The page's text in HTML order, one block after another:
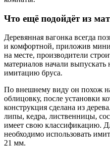
Что ещё подойдёт из
Деревянная вагонка всегда
и комфортной, приложив
на месте, производители
материалов начали
имитацию бруса.
По внешнему виду он похож
облицовку, после установки
конструкция сделана из
липы, кедра, лиственницы,
имеет свою классификацию.
необходимо использовать
21 мм.